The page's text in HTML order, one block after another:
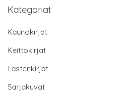
Kategoriat
Kaunokirjat
Keittokirjat
Lastenkirjat
Sarjakuvat